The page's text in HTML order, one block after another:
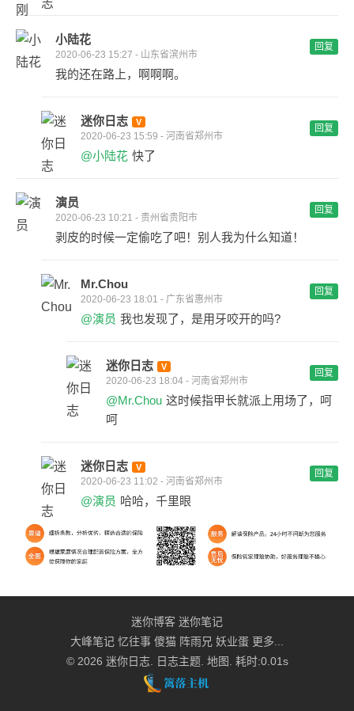
小陆花
2020-06-23 15:27 - 山东省滨州市
回复
我的还在路上，啊啊啊。
迷你日志
2020-06-23 15:59 - 河南省郑州市
回复
@小陆花 快了
演员
2020-06-23 10:21 - 贵州省贵阳市
回复
剥皮的时候一定偷吃了吧！别人我为什么知道！
Mr.Chou
2020-06-23 18:01 - 广东省惠州市
回复
@演员 我也发现了，是用牙咬开的吗?
迷你日志
2020-06-23 18:04 - 河南省郑州市
回复
@Mr.Chou 这时候指甲长就派上用场了，呵
呵
迷你日志
2020-06-23 11:02 - 河南省郑州市
回复
@演员 哈哈，千里眼
迷你博客 迷你笔记
大峰笔记 忆往事 傻猫 阵雨兄 妖业蛋 更多...
© 2026 迷你日志. 日志主题. 地图 . 耗时:0.01s